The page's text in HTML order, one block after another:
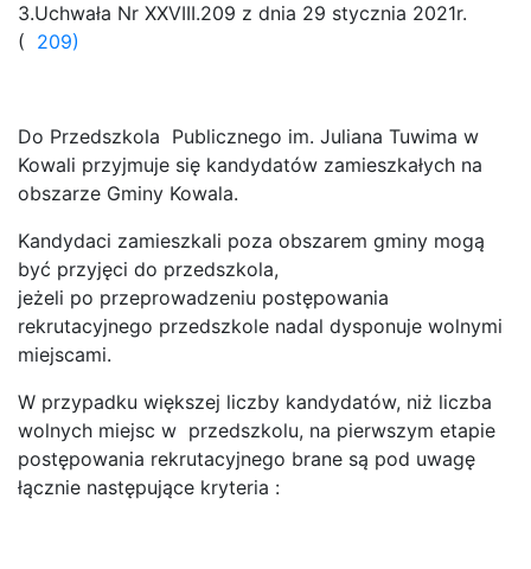
3.Uchwała Nr XXVIII.209 z dnia 29 stycznia 2021r.
( 209)
Do Przedszkola Publicznego im. Juliana Tuwima w
Kowali przyjmuje się kandydatów zamieszkałych na
obszarze Gminy Kowala.
Kandydaci zamieszkali poza obszarem gminy mogą
być przyjęci do przedszkola,
jeżeli po przeprowadzeniu postępowania
rekrutacyjnego przedszkole nadal dysponuje wolnymi
miejscami.
W przypadku większej liczby kandydatów, niż liczba
wolnych miejsc w przedszkolu, na pierwszym etapie
postępowania rekrutacyjnego brane są pod uwagę
łącznie następujące kryteria :